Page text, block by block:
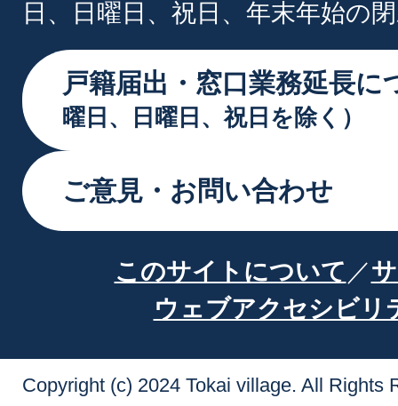
日、日曜日、祝日、年末年始の
戸籍届出・窓口業務延長に
曜日、日曜日、祝日を除く）
ご意見・お問い合わせ
このサイトについて
ウェブアクセシビリ
Copyright (c) 2024 Tokai village. All Rights